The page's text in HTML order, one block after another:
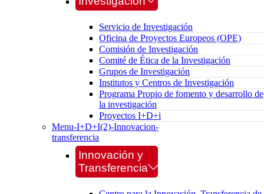
Servicio de Investigación
Oficina de Proyectos Europeos (OPE)
Comisión de Investigación
Comité de Ética de la Investigación
Grupos de Investigación
Institutos y Centros de Investigación
Programa Propio de fomento y desarrollo de
la investigación
Proyectos I+D+i
Menu-I+D+I(2)-Innovacion-
transferencia
Innovación y
Transferencia